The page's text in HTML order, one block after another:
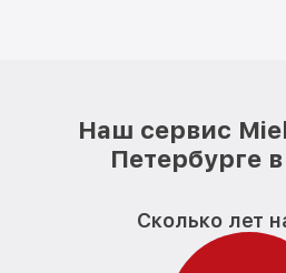
Наш сервис
Петербурге
Сколько лет